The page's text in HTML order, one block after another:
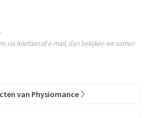
via telefoon of e-mail, dan bekijken we samen
van Physiomance